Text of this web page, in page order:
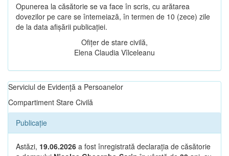
Opunerea la căsătorie se va face în scris, cu arătarea
dovezilor pe care se întemeiază, în termen de 10 (zece) zile
de la data afișării publicației.
Ofițer de stare civilă,
Elena Claudia Vîlceleanu
Serviciul de Evidență a Persoanelor
Compartiment Stare Civilă
Publicație
Astăzi, 19.06.2026 a fost înregistrată declarația de căsătorie